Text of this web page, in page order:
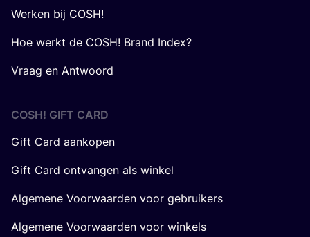
Werken bij COSH!
Hoe werkt de COSH! Brand Index?
Vraag en Antwoord
COSH! GIFT CARD
Gift Card aankopen
Gift Card ontvangen als winkel
Algemene Voorwaarden voor gebruikers
Algemene Voorwaarden voor winkels